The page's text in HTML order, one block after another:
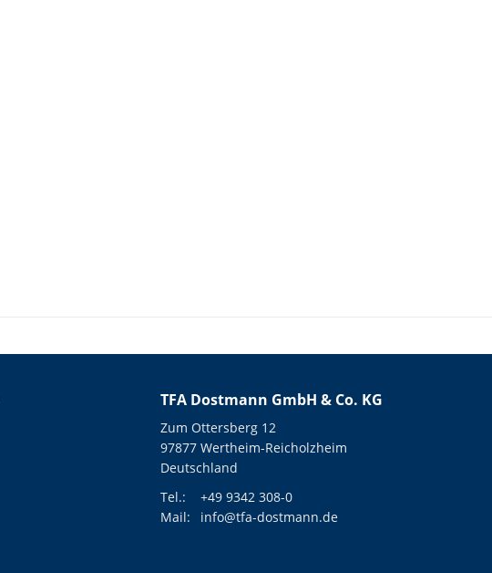
TFA Dostmann GmbH & Co. KG
Zum Ottersberg 12
97877 Wertheim-Reicholzheim
Deutschland
Tel.:
+49 9342 308-0
Mail:
info@tfa-dostmann.de